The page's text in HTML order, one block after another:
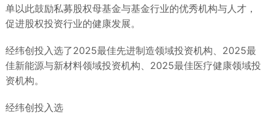
单以此鼓励私募股权母基金与基金行业的优秀机构与人才，
促进股权投资行业的健康发展。
经纬创投入选了2025最佳先进制造领域投资机构、2025最
佳新能源与新材料领域投资机构、2025最佳医疗健康领域投
资机构。
经纬创投入选